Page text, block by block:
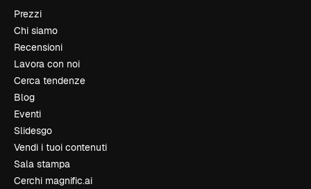
Prezzi
Chi siamo
Recensioni
Lavora con noi
Cerca tendenze
Blog
Eventi
Slidesgo
Vendi i tuoi contenuti
Sala stampa
Cerchi magnific.ai